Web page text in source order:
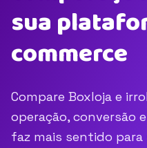
sua
commerce
Compare Boxloja e
operação, conversão
faz mais sentido para